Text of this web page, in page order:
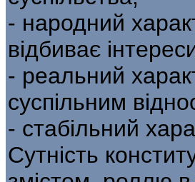
- народний
відбиває
- реальний
суспільним
- стабільний
Сутність